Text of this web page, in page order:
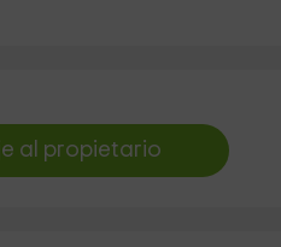
al propietario